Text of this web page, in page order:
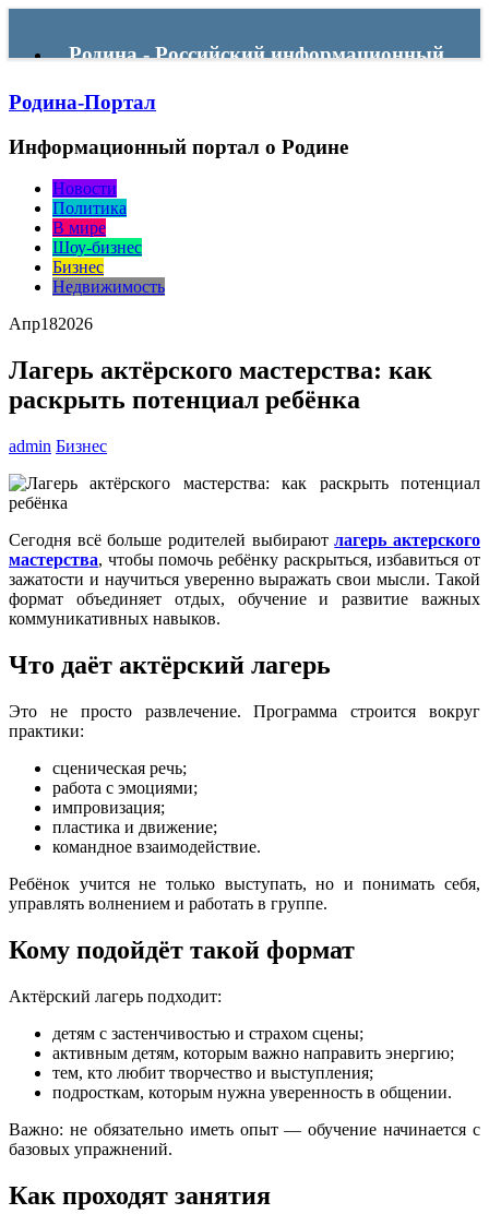
Родина - Российский информационный
портал
Родина-Портал
Информационный портал о Родине
Новости
Политика
В мире
Шоу-бизнес
Бизнес
Недвижимость
Апр182026
Лагерь актёрского мастерства: как
раскрыть потенциал ребёнка
admin Бизнес
Сегодня всё больше родителей выбираютлагерь актерского
мастерства, чтобы помочь ребёнку раскрыться, избавиться от
зажатости и научиться уверенно выражать свои мысли. Такой
формат объединяет отдых, обучение и развитие важных
коммуникативных навыков.
Что даёт актёрский лагерь
Это не просто развлечение. Программа строится вокруг
практики:
сценическая речь;
работа с эмоциями;
импровизация;
пластика и движение;
командное взаимодействие.
Ребёнок учится не только выступать, но и понимать себя,
управлять волнением и работать в группе.
Кому подойдёт такой формат
Актёрский лагерь подходит:
детям с застенчивостью и страхом сцены;
активным детям, которым важно направить энергию;
тем, кто любит творчество и выступления;
подросткам, которым нужна уверенность в общении.
Важно: не обязательно иметь опыт — обучение начинается с
базовых упражнений.
Как проходят занятия